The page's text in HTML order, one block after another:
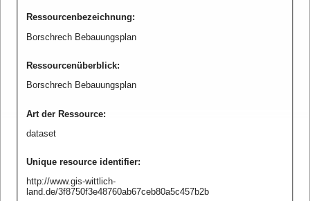
Ressourcenbezeichnung:
Borschrech Bebauungsplan
Ressourcenüberblick:
Borschrech Bebauungsplan
Art der Ressource:
dataset
Unique resource identifier:
http://www.gis-wittlich-
land.de/3f8750f3e48760ab67ceb80a5c457b2b